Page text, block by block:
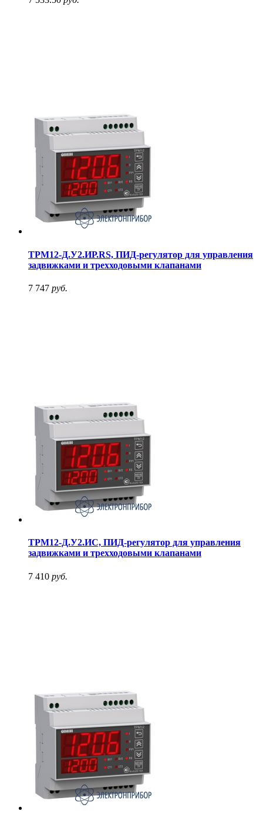
ТРМ12-Д.У2.ИР.RS, ПИД-регулятор для управления
задвижками и трехходовыми клапанами
7 747 руб.
ТРМ12-Д.У2.ИС, ПИД-регулятор для управления
задвижками и трехходовыми клапанами
7 410 руб.